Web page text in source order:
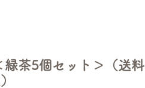
緑茶5個セット＞（送料